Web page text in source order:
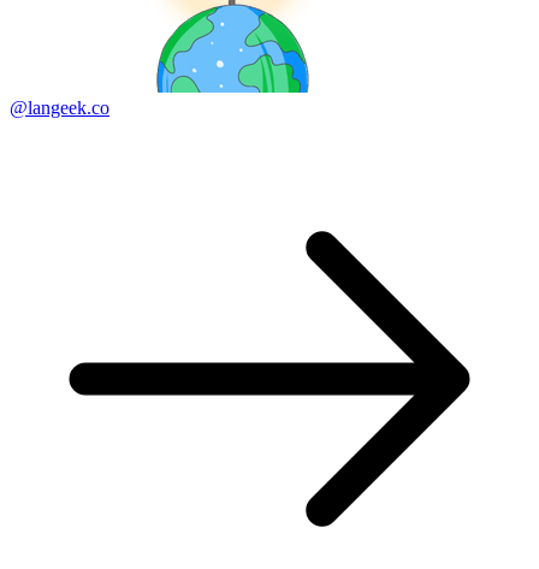
@langeek.co